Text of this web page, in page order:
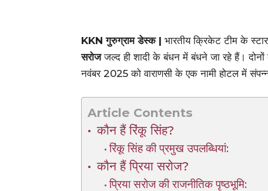
KKN गुरुग्राम डेस्क | भारतीय क्रिकेट टीम के
सरोजजल्द ही शादी के बंधन में बंधने जा रहे हैं।
नवंबर 2025 को वाराणसी के एक नामी होटल में संपन्न
Article Contents
कौन हैं रिंकू सिंह?
रिंकू सिंह की प्रमुख उपलब्धियां:
कौन हैं प्रिया सरोज?
प्रिया सरोज की राजनीतिक पृष्ठभूमि: